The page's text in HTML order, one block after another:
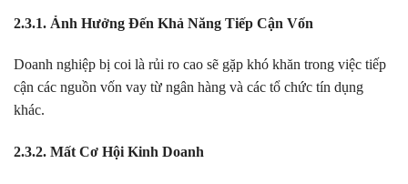
2.3.1. Ảnh Hưởng Đến Khả Năng Tiếp Cận Vốn
Doanh nghiệp bị coi là rủi ro cao sẽ gặp khó khăn trong việc tiếp
cận các nguồn vốn vay từ ngân hàng và các tổ chức tín dụng
khác.
2.3.2. Mất Cơ Hội Kinh Doanh